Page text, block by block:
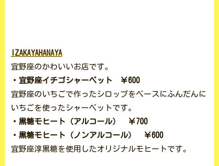
IZAKAYAHANAYA
宜野座のかわいいお店です。
・宜野座イチゴシャーベット ￥600
宜野座のいちごで作ったシロップをベースにふんだんに
いちごを使ったシャーベットです。
・黒糖モヒート（アルコール） ￥700
・黒糖モヒート（ノンアルコール） ￥600
宜野座淳黒糖を使用したオリジナルモヒートです。